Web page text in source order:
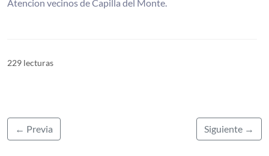
Atencion vecinos de Capilla del Monte.
229 lecturas
← Previa Siguiente →